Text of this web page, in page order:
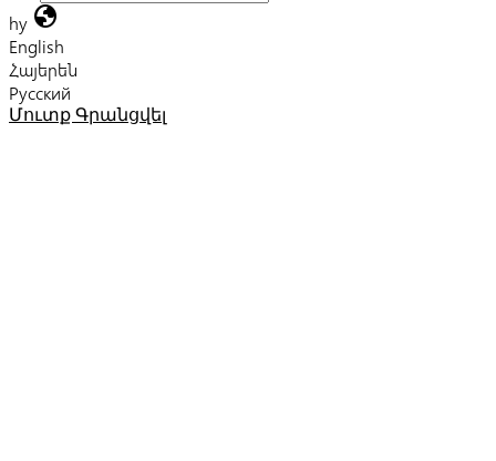
hy globe
English
Հայերեն
Русский
Մուտք Գրանցվել